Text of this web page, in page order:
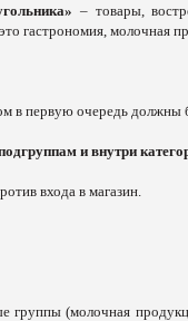
– товары,
гастрономия, молочная
в первую очередь
и внутри
входа в магазин.
(молочная